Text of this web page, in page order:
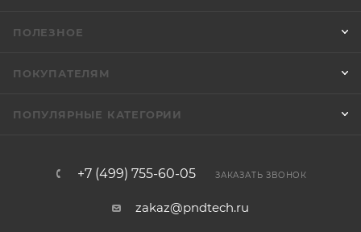
ПОЛЕЗНОЕ
ПОКУПАТЕЛЯМ
ПОПУЛЯРНЫЕ КАТЕГОРИИ
+7 (499) 755-60-05 ЗАКАЗАТЬ ЗВОНОК
zakaz@pndtech.ru